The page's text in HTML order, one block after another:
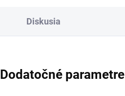
Diskusia
Dodatočné parametre